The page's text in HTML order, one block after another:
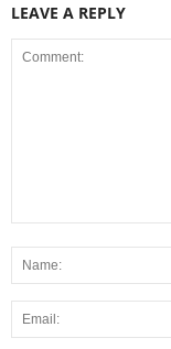
LEAVE A REPLY